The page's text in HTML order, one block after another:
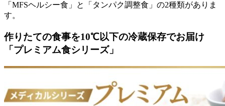
「MFSヘルシー食」と「タンパク調整食」の2種類がありま
す。
作りたての食事を10℃以下の冷蔵保存でお届け
「プレミアム食シリーズ」